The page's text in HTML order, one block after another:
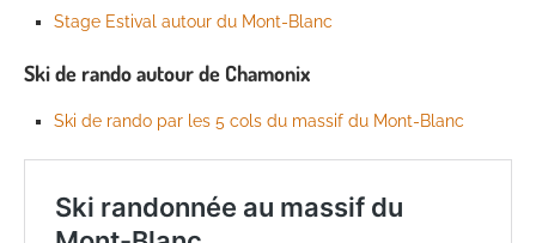
Stage Estival autour du Mont-Blanc
Ski de rando autour de Chamonix
Ski de rando par les 5 cols du massif du Mont-Blanc